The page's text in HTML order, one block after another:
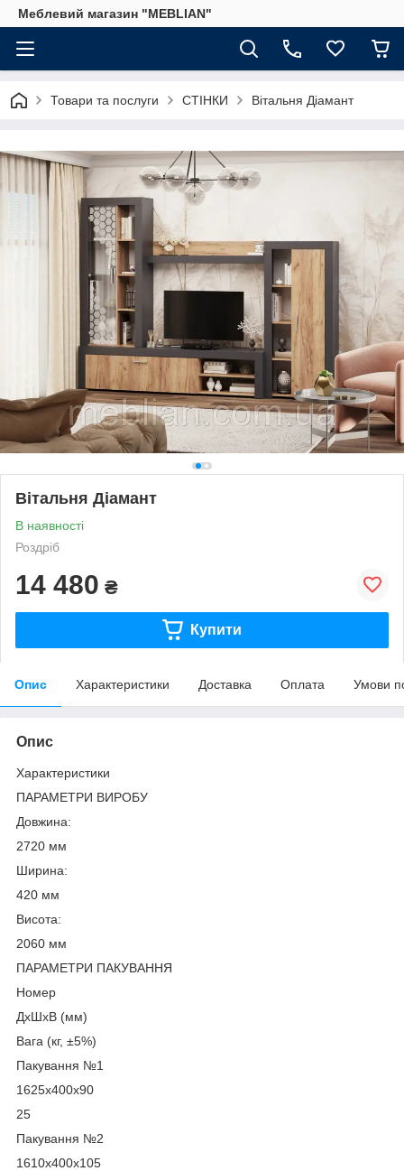
Меблевий магазин "MEBLIAN"
Товари та послуги СТІНКИ Вітальня Діамант
Вітальня Діамант
В наявності
Роздріб
14 480 ₴
Купити
Опис Характеристики Доставка Оплата Умови
Опис
Характеристики
ПАРАМЕТРИ ВИРОБУ
Довжина:
2720 мм
Ширина:
420 мм
Висота:
2060 мм
ПАРАМЕТРИ ПАКУВАННЯ
Номер
ДхШхВ (мм)
Вага (кг, ±5%)
Пакування №1
1625х400х90
25
Пакування №2
1610х400х105